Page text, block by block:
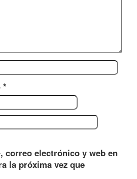
*
correo electrónico y web en
la próxima vez que